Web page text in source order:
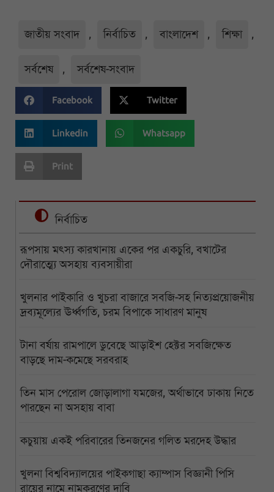
জাতীয় সংবাদ , নির্বাচিত , বাংলাদেশ , শিক্ষা ,
সর্বশেষ , সর্বশেষ-সংবাদ
Facebook Twitter
Linkedin Whatsapp
Print
নির্বাচিত
রূপসায় মৎস্য কারখানায় একের পর একচুরি, বখাটের
দৌরাত্ম্যে অসহায় ব্যবসায়ীরা
খুলনার পাইকারি ও খুচরা বাজারে সবজি-সহ নিত্যপ্রয়োজনীয়
দ্রব্যমূল্যের ঊর্ধ্বগতি, চরম বিপাকে সাধারণ মানুষ
টানা বর্ষায় রামপালে ডুবেছে আড়াইশ হেক্টর সবজিক্ষেত
বাড়ছে দাম-কমেছে সরবরাহ
তিন মাস পেরোল জোড়ালাগা যমজের, অর্থাভাবে ঢাকায় নিতে
পারছেন না অসহায় বাবা
কচুয়ায় একই পরিবারের তিনজনের গলিত মরদেহ উদ্ধার
খুলনা বিশ্ববিদ্যালয়ের পাইকগাছা ক্যাম্পাস বিজ্ঞানী পিসি
রায়ের নামে নামকরণের দাবি